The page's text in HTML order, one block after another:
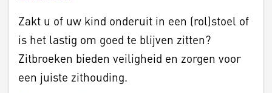
Zakt u of uw kind onderuit in een (rol)stoel of
is het lastig om goed te blijven zitten?
Zitbroeken bieden veiligheid en zorgen voor
een juiste zithouding.